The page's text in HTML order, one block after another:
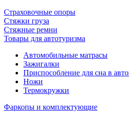
Страховочные опоры
Стяжки груза
Стяжные ремни
Товары для автотуризма
Автомобильные матрасы
Зажигалки
Приспособление для сна в
Ножи
Термокружки
Фаркопы и комплектующие